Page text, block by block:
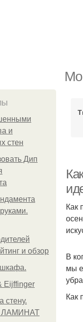
и
стен
Дип
и обзор
шкафа.
Eijffinger
стену.
Как
В
мы
Как